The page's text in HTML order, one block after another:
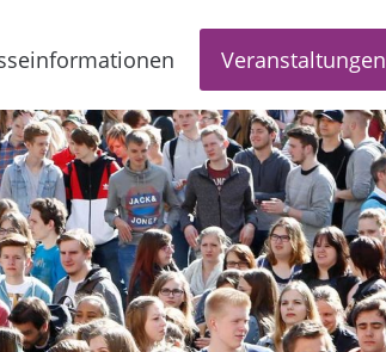
Veranstaltungen